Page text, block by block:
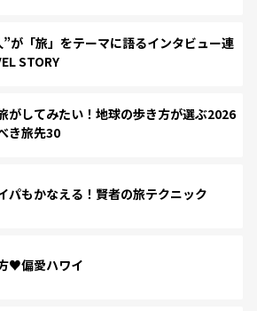
が「旅」をテーマに語るインタビュー連
STORY
がしてみたい！地球の歩き方が選ぶ2026
き旅先30
パもかなえる！賢者の旅テクニック
♥偏愛ハワイ